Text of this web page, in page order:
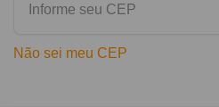
Não sei meu CEP